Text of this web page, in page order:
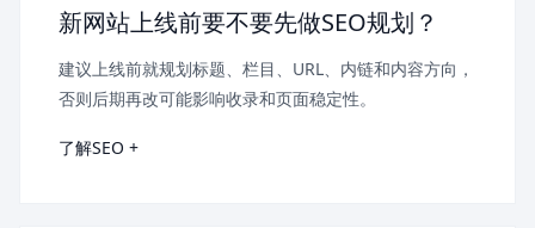
新网站上线前要不要先做SEO规划？
建议上线前就规划标题、栏目、URL、内链和内容方向，
否则后期再改可能影响收录和页面稳定性。
了解SEO +